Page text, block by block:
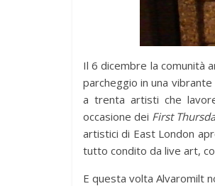
Il 6 dicembre la comunità
parcheggio in una
a trenta artisti che
occasione dei First
artistici di East London
tutto condito da live art,
E questa volta Alvaromilt